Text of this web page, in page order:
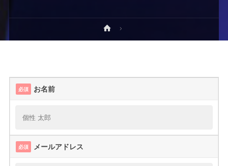
ホ
ー
必須 お名前
必須 メールアドレス